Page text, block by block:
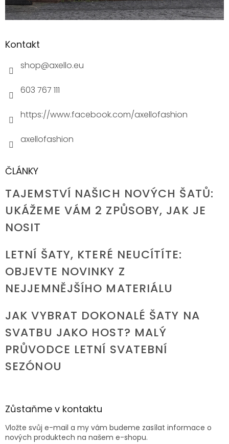
Kontakt
shop@axello.eu
603 767 111
https://www.facebook.com/axellofashion
axellofashion
ČLÁNKY
TAJEMSTVÍ NAŠICH NOVÝCH ŠATŮ:
UKÁŽEME VÁM 2 ZPŮSOBY, JAK JE
NOSIT
LETNÍ ŠATY, KTERÉ NEUCÍTÍTE:
OBJEVTE NOVINKY Z
NEJJEMNĚJŠÍHO MATERIÁLU
JAK VYBRAT DOKONALÉ ŠATY NA
SVATBU JAKO HOST? MALÝ
PRŮVODCE LETNÍ SVATEBNÍ
SEZÓNOU
Zůstaňme v kontaktu
Vložte svůj e-mail a my vám budeme zasílat informace o
nových produktech na našem e-shopu.